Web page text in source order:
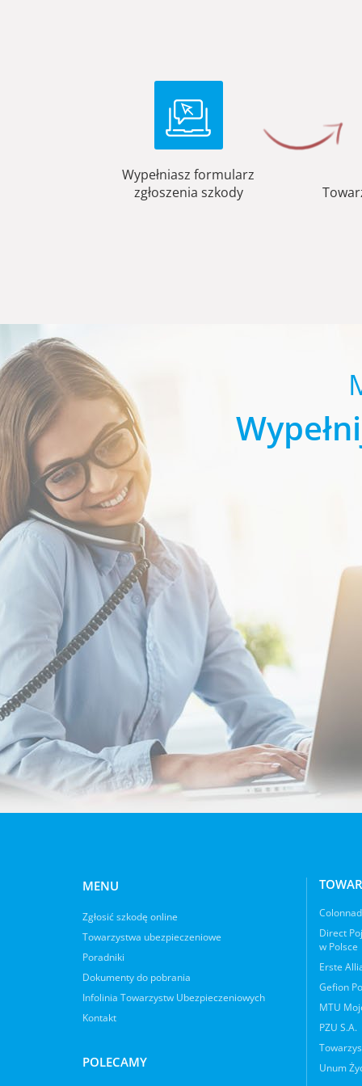
Wypełniasz formularz
zgłoszenia szkody
MENU
Zgłosić szkodę online
Towarzystwa ubezpieczeniowe
Poradniki
Dokumenty do pobrania
Infolinia Towarzystw Ubezpieczeniowych
Kontakt
POLECAMY
Direct
w Polsce
Erste
Gefion
MTU
PZU S.A.
Unum